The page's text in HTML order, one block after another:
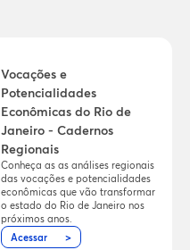
Vocações e
Potencialidades
Econômicas do Rio de
Janeiro - Cadernos
Regionais
Conheça as as análises regionais
das vocações e potencialidades
econômicas que vão transformar
o estado do Rio de Janeiro nos
próximos anos.
Acessar